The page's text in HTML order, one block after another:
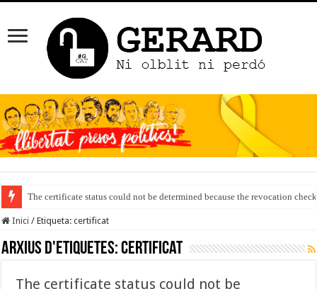
The certificate status could not be determined because the revocation
Inici / Etiqueta:certificat
Arxius d'etiquetes:certificat
The certificate status could not be